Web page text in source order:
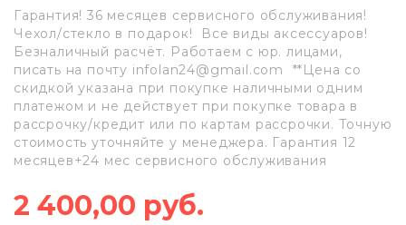
Гарантия! 36 месяцев сервисного обслуживания!
Чехол/стекло в подарок! Все виды аксессуаров!
Безналичный расчёт. Работаем с юр. лицами,
писать на почту infolan24@gmail.com **Цена со
скидкой указана при покупке наличными одним
платежом и не действует при покупке товара в
рассрочку/кредит или по картам рассрочки. Точную
стоимость уточняйте у менеджера. Гарантия 12
месяцев+24 мес сервисного обслуживания
2 400,00 руб.